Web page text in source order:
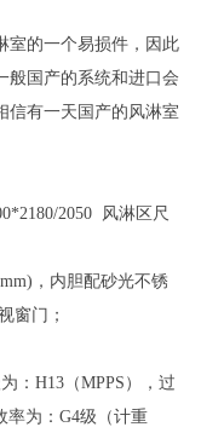
室的一个易损件，因此
般国产的系统和进口会
信有一天国产的风淋室
2050 风淋区尺
，内胆配砂光不锈
窗门；
：H13（MPPS），过
率为：G4级（计重